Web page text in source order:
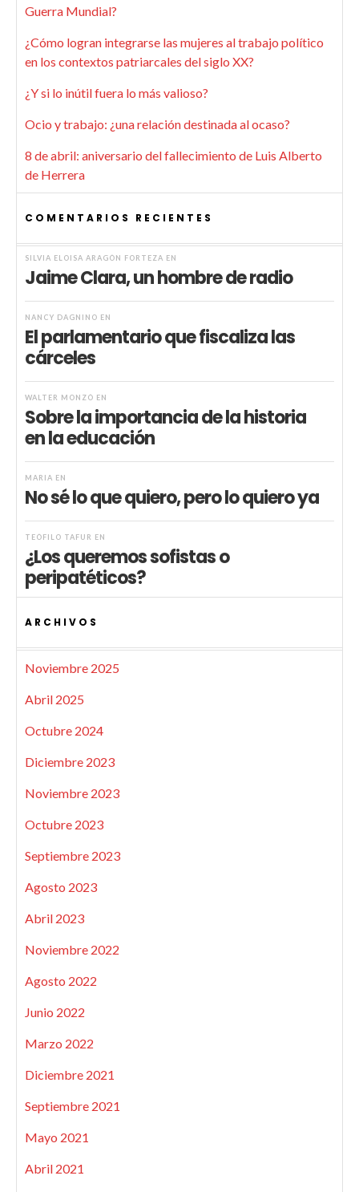
Guerra Mundial?
¿Cómo logran integrarse las mujeres al trabajo político
en los contextos patriarcales del siglo XX?
¿Y si lo inútil fuera lo más valioso?
Ocio y trabajo: ¿una relación destinada al ocaso?
8 de abril: aniversario del fallecimiento de Luis Alberto
de Herrera
COMENTARIOS RECIENTES
SILVIA ELOISA ARAGÓN FORTEZA EN
Jaime Clara, un hombre de radio
NANCY DAGNINO EN
El parlamentario que fiscaliza las
cárceles
WALTER MONZÓ EN
Sobre la importancia de la historia
en la educación
MARIA EN
No sé lo que quiero, pero lo quiero ya
TEÓFILO TAFUR EN
¿Los queremos sofistas o
peripatéticos?
ARCHIVOS
Noviembre 2025
Abril 2025
Octubre 2024
Diciembre 2023
Noviembre 2023
Octubre 2023
Septiembre 2023
Agosto 2023
Abril 2023
Noviembre 2022
Agosto 2022
Junio 2022
Marzo 2022
Diciembre 2021
Septiembre 2021
Mayo 2021
Abril 2021